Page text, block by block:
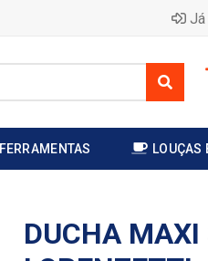
Já
FERRAMENTAS LOUÇAS
DUCHA